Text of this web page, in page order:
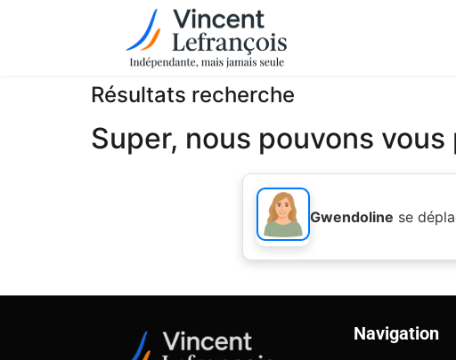
Résultats recherche
Super, nous pouvons
Gwendoline se
Navigation